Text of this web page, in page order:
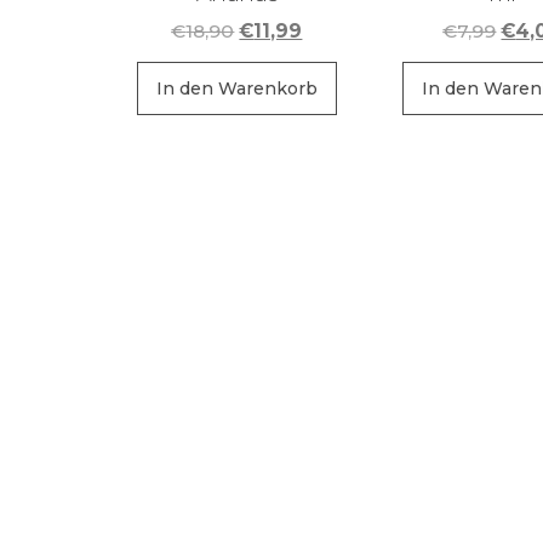
€18,90Ursprünglicher
Preis
war:
€18,90
€11,99
Preis
ist:
€11,99.
In den Warenkorb
€7,99
war:
€
In den